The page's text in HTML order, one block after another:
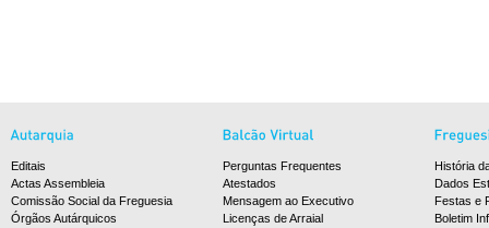
Editais
Actas Assembleia
Comissão Social da Freguesia
Órgãos Autárquicos
Perguntas Frequentes
Atestados
Mensagem ao Executivo
Licenças de Arraial
História
Dados
Festas e
Boletim